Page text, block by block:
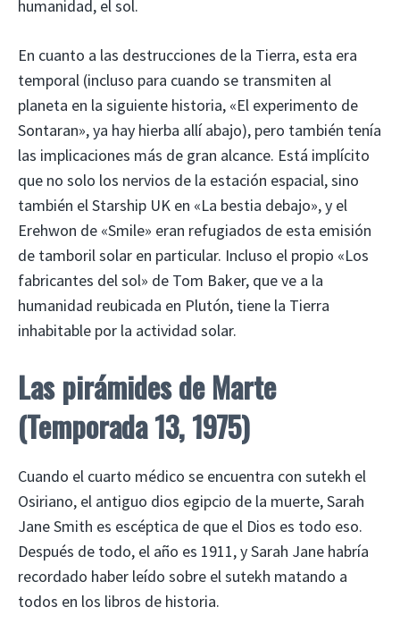
humanidad, el sol.
En cuanto a las destrucciones de la Tierra, esta era
temporal (incluso para cuando se transmiten al
planeta en la siguiente historia, «El experimento de
Sontaran», ya hay hierba allí abajo), pero también tenía
las implicaciones más de gran alcance. Está implícito
que no solo los nervios de la estación espacial, sino
también el Starship UK en «La bestia debajo», y el
Erehwon de «Smile» eran refugiados de esta emisión
de tamboril solar en particular. Incluso el propio «Los
fabricantes del sol» de Tom Baker, que ve a la
humanidad reubicada en Plutón, tiene la Tierra
inhabitable por la actividad solar.
Las pirámides de Marte
(Temporada 13, 1975)
Cuando el cuarto médico se encuentra con sutekh el
Osiriano, el antiguo dios egipcio de la muerte, Sarah
Jane Smith es escéptica de que el Dios es todo eso.
Después de todo, el año es 1911, y Sarah Jane habría
recordado haber leído sobre el sutekh matando a
todos en los libros de historia.